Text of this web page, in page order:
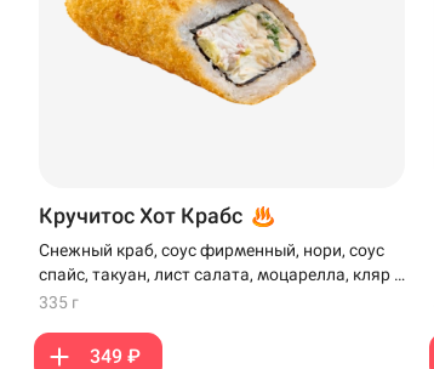
Кручитос Хот Крабс
Снежный краб, соус фирменный, нори, соус
спайс, такуан, лист салата, моцарелла, кляр и
панко
335 г
349 ₽